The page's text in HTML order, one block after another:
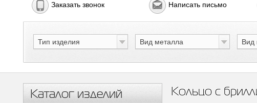
Заказать звонок Написать письмо
Тип изделия Вид металла Вид
Каталог изделий Кольцо с